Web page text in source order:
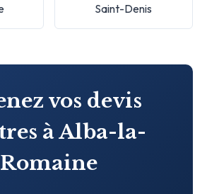
Saint-Denis
vos devis
à Alba-la-
Romaine